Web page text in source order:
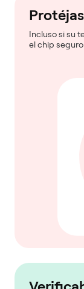
Incluso si su
el chip